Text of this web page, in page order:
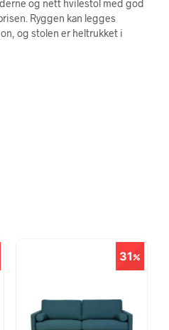
og nett hvilestol med god
Ryggen kan legges
og stolen er heltrukket i
31